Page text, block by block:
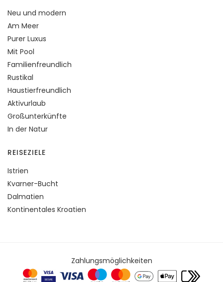
Neu und modern
Am Meer
Purer Luxus
Mit Pool
Familienfreundlich
Rustikal
Haustierfreundlich
Aktivurlaub
Großunterkünfte
In der Natur
REISEZIELE
Istrien
Kvarner-Bucht
Dalmatien
Kontinentales Kroatien
Zahlungsmöglichkeiten